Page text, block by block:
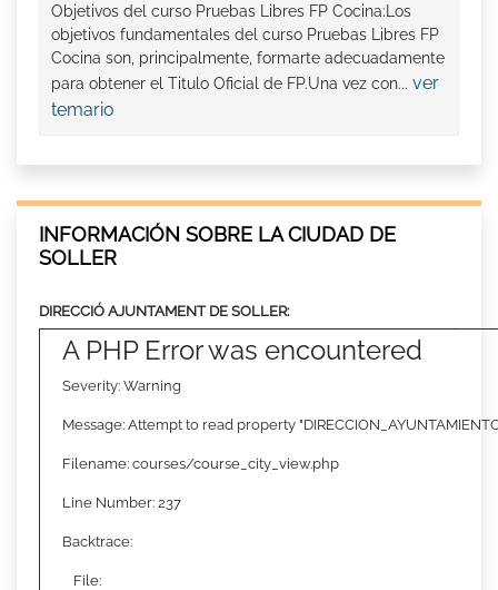
Objetivos del curso Pruebas Libres FP Cocina:Los
objetivos fundamentales del curso Pruebas Libres FP
Cocina son, principalmente, formarte adecuadamente
para obtener el Titulo Oficial de FP.Una vez con... ver
temario
INFORMACIÓN SOBRE LA CIUDAD DE
SOLLER
DIRECCIÓ AJUNTAMENT DE SOLLER:
A PHP Error was encountered
Severity: Warning
Message: Attempt to read property
Filename: courses/course_city_view.php
Line Number: 237
Backtrace:
File: